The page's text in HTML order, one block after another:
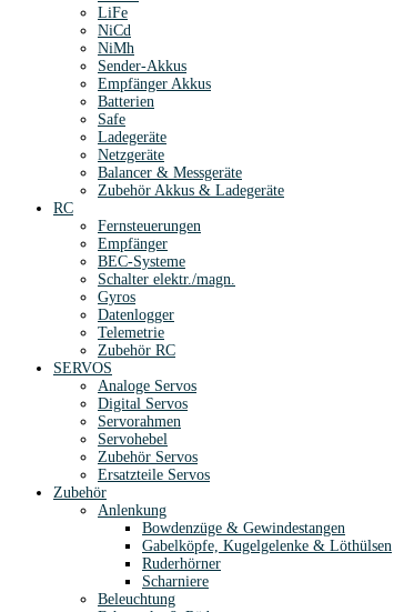
LiFe
NiCd
NiMh
Sender-Akkus
Empfänger Akkus
Batterien
Safe
Ladegeräte
Netzgeräte
Balancer & Messgeräte
Zubehör Akkus & Ladegeräte
RC
Fernsteuerungen
Empfänger
BEC-Systeme
Schalter elektr./magn.
Gyros
Datenlogger
Telemetrie
Zubehör RC
SERVOS
Analoge Servos
Digital Servos
Servorahmen
Servohebel
Zubehör Servos
Ersatzteile Servos
Zubehör
Anlenkung
Bowdenzüge & Gewindestangen
Gabelköpfe, Kugelgelenke & Löthülsen
Ruderhörner
Scharniere
Beleuchtung